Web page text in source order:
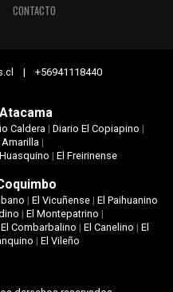
CONTACTO
| +56941118440
Caldera | Diario El Copiapino |
|
| El Freirinense
| El Vicuñense| El Paihuanino
| El Montepatrino |
El Combarbalino |El Canelino |El
| El Vileño